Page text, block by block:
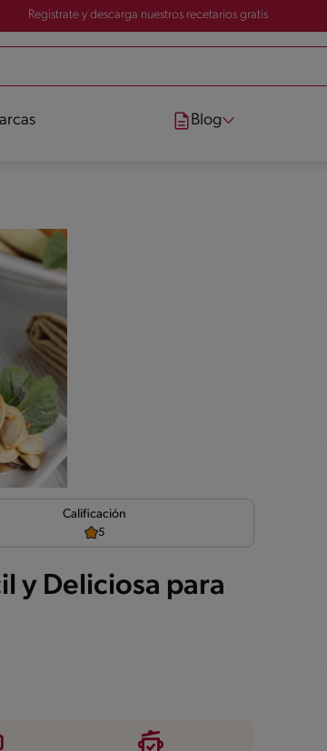
Registrate y descarga nuestros recetarios gratis
Blog
Calificación
5
y Deliciosa para